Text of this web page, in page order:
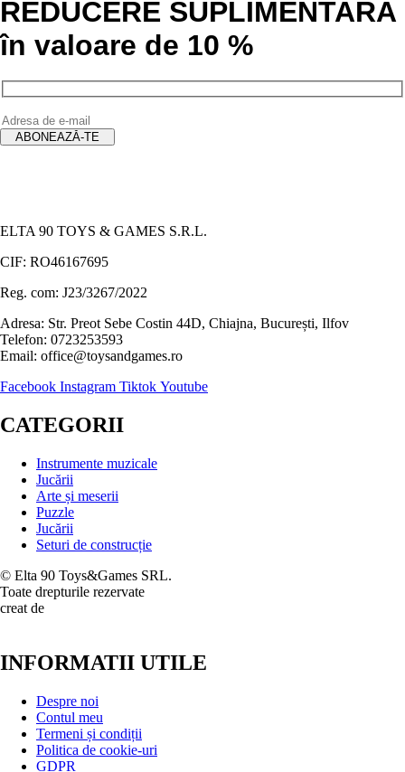
REDUCERE SUPLIMENTARĂ
în valoare de 10 %
ELTA 90 TOYS & GAMES S.R.L.
CIF: RO46167695
Reg. com: J23/3267/2022
Adresa: Str. Preot Sebe Costin 44D, Chiajna, București, Ilfov
Telefon: 0723253593
Email: office@toysandgames.ro
Facebook Instagram Tiktok Youtube
CATEGORII
Instrumente muzicale
Jucării
Arte și meserii
Puzzle
Jucării
Seturi de construcție
© Elta 90 Toys&Games SRL.
Toate drepturile rezervate
creat de
INFORMATII UTILE
Despre noi
Contul meu
Termeni și condiții
Politica de cookie-uri
GDPR